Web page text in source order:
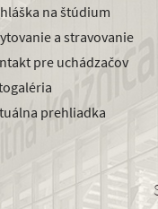
na štúdium
a stravovanie
pre uchádzačov
prehliadka